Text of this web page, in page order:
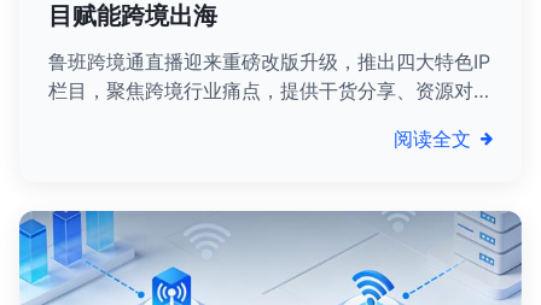
目赋能跨境出海
鲁班跨境通直播迎来重磅改版升级，推出四大特色IP
栏目，聚焦跨境行业痛点，提供干货分享、资源对接
阅读全文